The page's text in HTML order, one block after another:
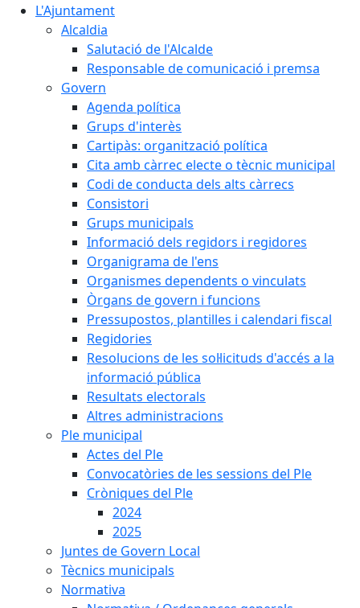
L'Ajuntament
Alcaldia
Salutació de l'Alcalde
Responsable de comunicació i premsa
Govern
Agenda política
Grups d'interès
Cartipàs: organització política
Cita amb càrrec electe o tècnic municipal
Codi de conducta dels alts càrrecs
Consistori
Grups municipals
Informació dels regidors i regidores
Organigrama de l'ens
Organismes dependents o vinculats
Òrgans de govern i funcions
Pressupostos, plantilles i calendari fiscal
Regidories
Resolucions de les sol·licituds d'accés a la
informació pública
Resultats electorals
Altres administracions
Ple municipal
Actes del Ple
Convocatòries de les sessions del Ple
Cròniques del Ple
2024
2025
Juntes de Govern Local
Tècnics municipals
Normativa